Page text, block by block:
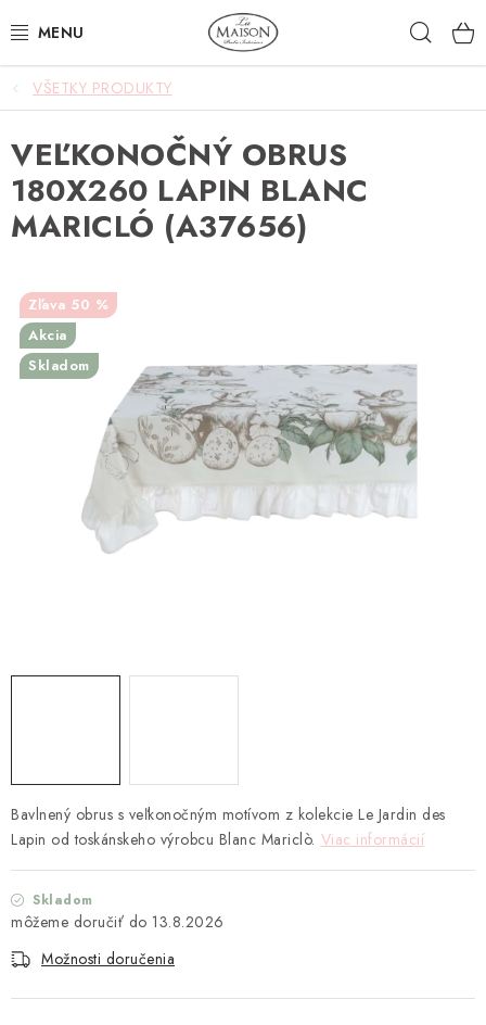
na
NOVINKY
AKCIA
ZÁHRADA
SVIETIDLÁ
DOPLNKY
STOLOVANIE
KOZMETIKA
ZNAČKY
Ako nakupovať
Podmienky ochrany osobných údajov
Návod na údržbu nábytku
VŠETKY PRODUKTY
Bavlnený obrus s veľkonočným motívom z kolekcie Le Jardin des
Lapin od toskánskeho výrobcu Blanc Mariclò. Viac informácií
Skladom
13.8.2026
Možnosti doručenia
VEĽKONOČNÝ OBRUS
180X260 LAPIN BLANC
MARICLÓ (A37656)
50 %
Akcia
Skladom